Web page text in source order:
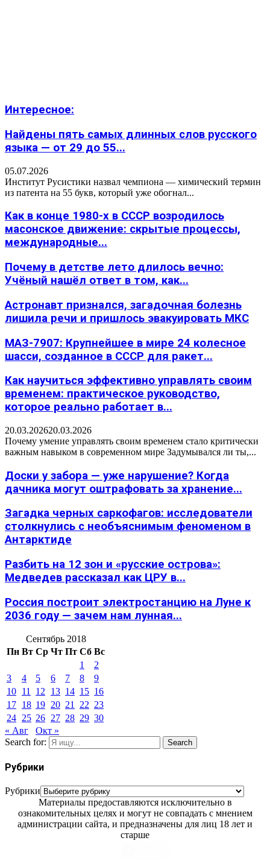
Интересное:
Найдены пять самых длинных слов русского
языка — от 29 до 55...
05.07.2026
Институт Русистики назвал чемпиона — химический термин
из патента на 55 букв, который уже обогнал...
Как в конце 1980-х в СССР возродилось
масонское движение: скрытые процессы,
международные...
Почему в детстве лето длилось вечно:
Учёный нашёл ответ в том, как...
Астронавт признался, загадочная болезнь
лишила речи и пришлось эвакуировать МКС
МАЗ-7907: Крупнейшее в мире 24 колесное
шасси, созданное в СССР для ракет...
Как научиться эффективно управлять своим
временем: практическое руководство,
которое реально работает в...
20.03.202620.03.2026
Почему умение управлять своим временем стало критически
важным навыком в современном мире Задумывался ли ты,...
Доски у забора — уже нарушение? Когда
дачника могут оштрафовать за хранение...
Загадка черных саркофагов: исследователи
столкнулись с необъяснимым феноменом в
Антарктиде
Разбить на 12 зон и «русские острова»:
Медведев рассказал как ЦРУ в...
Россия построит электростанцию на Луне к
2036 году — зачем нам лунная...
Сентябрь 2018
Пн Вт Ср Чт Пт Сб Вс
1
2
3
4 5 6 7 8
9
10 11 12 13 14 15 16
17 18 19 20 21 22 23
24 25 26 27 28 29 30
« Авг
Окт »
Search for:
Search
Рубрики
Рубрики
Материалы предоставляются исключительно в
ознакомительных целях и могут не совпадать с мнением
администрации сайта, и предназначены для лиц 18 лет и
старше